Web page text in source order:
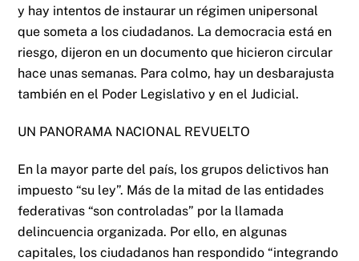
y hay intentos de instaurar un régimen unipersonal
que someta a los ciudadanos. La democracia está en
riesgo, dijeron en un documento que hicieron circular
hace unas semanas. Para colmo, hay un desbarajusta
también en el Poder Legislativo y en el Judicial.
UN PANORAMA NACIONAL REVUELTO
En la mayor parte del país, los grupos delictivos han
impuesto “su ley”. Más de la mitad de las entidades
federativas “son controladas” por la llamada
delincuencia organizada. Por ello, en algunas
capitales, los ciudadanos han respondido “integrando